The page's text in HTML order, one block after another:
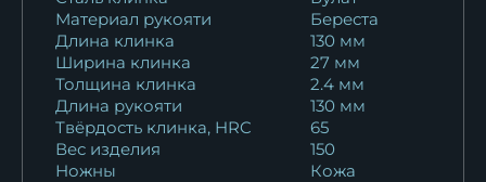
рукоять береста
10 997
Нож Барс 95х18 береста
10 016₽
Нож Барс дамаск береста
Материал рукояти
Береста
Длина клинка
130 мм
Ширина клинка
27 мм
Толщина клинка
2.4 мм
Длина рукояти
130 мм
Твёрдость клинка, HRC
65
Вес изделия
150
Ножны
Кожа